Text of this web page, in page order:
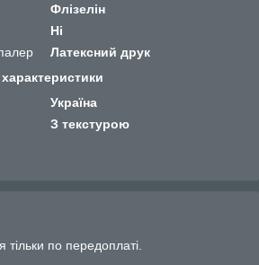
Флізелін
Ні
Латексний друк
Україна
З текстурою
тільки по передоплаті.